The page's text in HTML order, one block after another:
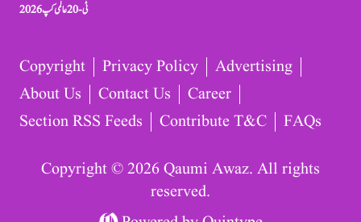
ٹی-20 عالمی کپ 2026
Copyright Privacy Policy
Advertising
About Us
Contact Us
Career
Section RSS Feeds
Contribute T&C FAQs
Copyright © 2026 Qaumi Awaz. All rights
reserved.